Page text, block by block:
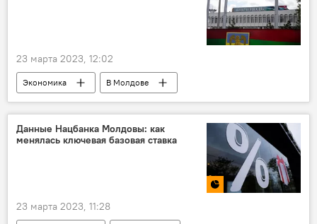
23 марта 2023, 12:02
Экономика
В Молдове
Приднестровье
Данные Нацбанка Молдовы: как
менялась ключевая базовая ставка
23 марта 2023, 11:28